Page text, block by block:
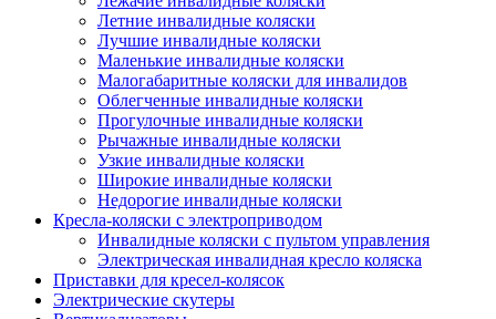
Летние инвалидные коляски
Лучшие инвалидные коляски
Маленькие инвалидные коляски
Малогабаритные коляски для инвалидов
Облегченные инвалидные коляски
Прогулочные инвалидные коляски
Рычажные инвалидные коляски
Узкие инвалидные коляски
Широкие инвалидные коляски
Недорогие инвалидные коляски
Кресла-коляски с электроприводом
Инвалидные коляски с пультом управления
Электрическая инвалидная кресло коляска
Приставки для кресел-колясок
Электрические скутеры